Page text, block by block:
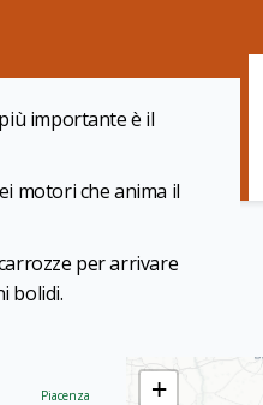
importante è il
motori che anima il
per arrivare
bolidi.
Piacenza
+